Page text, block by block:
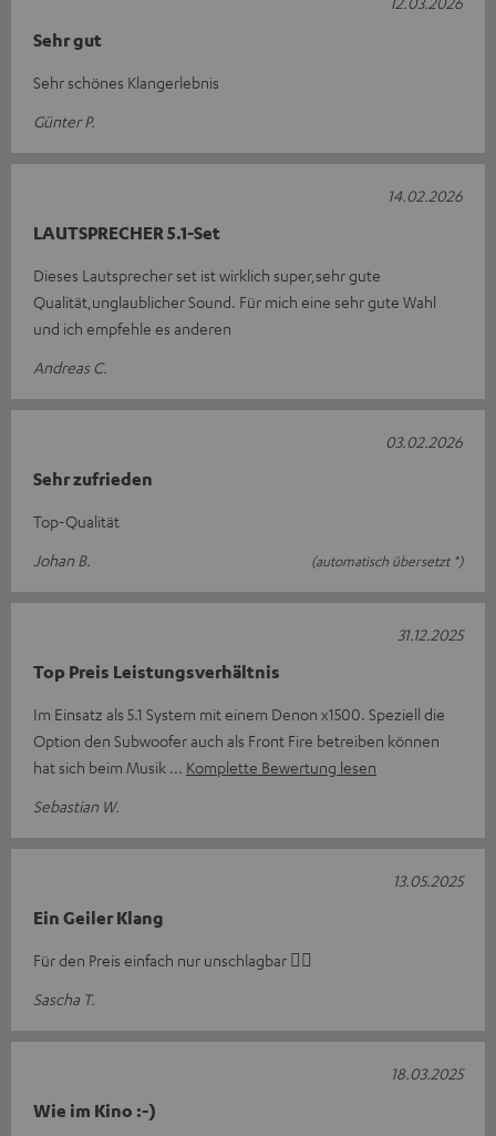
Sehr gut
Sehr schönes Klangerlebnis
Günter P.
LAUTSPRECHER 5.1-Set
Dieses Lautsprecher set ist wirklich super,sehr gute
Qualität,unglaublicher Sound. Für mich eine sehr gute Wahl
und ich empfehle es anderen
Andreas C.
14.02.2026
Sehr zufrieden
Top-Qualität
Johan B.
(automatisch übersetzt *)
03.02.2026
Top Preis Leistungsverhältnis
Im Einsatz als 5.1 System mit einem Denon x1500. Speziell die
Option den Subwoofer auch als Front Fire betreiben können
hat sich beim Musik
Komplette Bewertung lesen
Sebastian W.
31.12.2025
Ein Geiler Klang
Für den Preis einfach nur unschlagbar 👍🏻
Sascha T.
13.05.2025
Wie im Kino :-)
18.03.2025